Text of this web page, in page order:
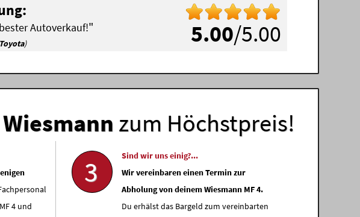
5.00/5.00
Autoverkauf!"
)
Wiesmann zum Höchstpreis!
4 und
3
Sind wir uns einig?...
Wir vereinbaren einen Termin zur
Abholung von deinem Wiesmann MF 4.
Du erhälst das Bargeld zum vereinbarten